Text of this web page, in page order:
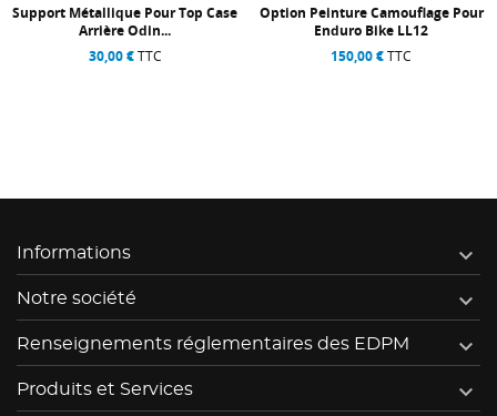
Option Peinture Camouflage Pour
Enduro Bike LL12
150,00 €TTC
Siège
65,00 €TTC
Informations 
Notre société 
Renseignements réglementaires des EDPM 
Produits et Services 